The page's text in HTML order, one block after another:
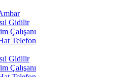
Gidilir
Çalışanı
Telefon
Gidilir
Çalışanı